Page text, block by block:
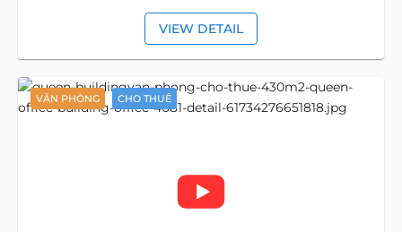
VIEW DETAIL
VĂN PHÒNG CHO THUÊ